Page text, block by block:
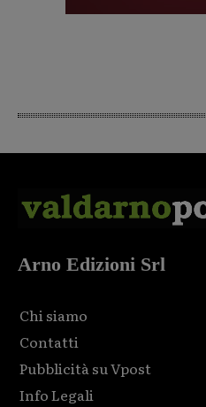
Arno Edizioni Srl
Chi siamo
Contatti
Pubblicità su Vpost
Info Legali